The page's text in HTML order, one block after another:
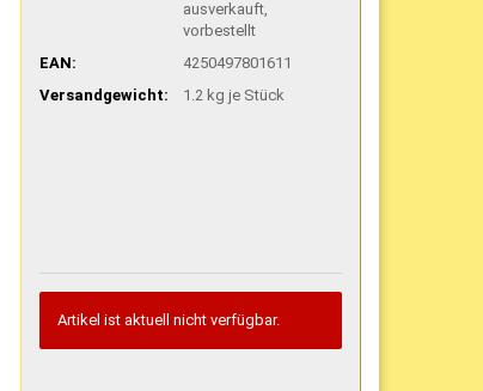
ausverkauft,
vorbestellt
EAN:
4250497801611
Versandgewicht:
1.2 kg je Stück
Artikel ist aktuell nicht verfügbar.